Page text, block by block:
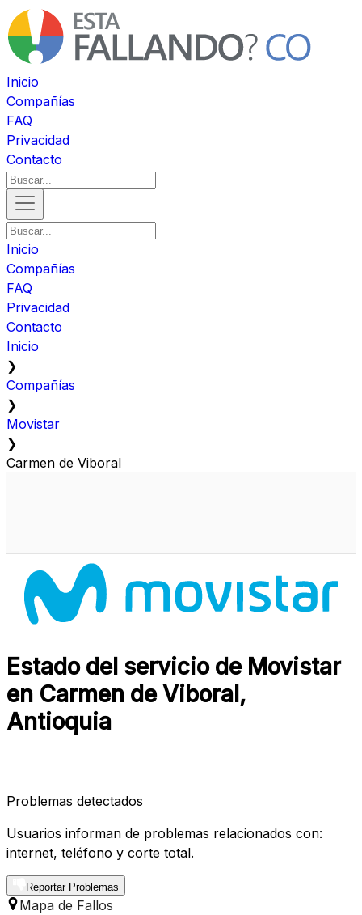
Inicio
Compañías
FAQ
Privacidad
Contacto
Inicio
Compañías
FAQ
Privacidad
Contacto
Inicio
❯
Compañías
❯
Movistar
❯
Carmen de Viboral
Estado del servicio de Movistar
en Carmen de Viboral,
Antioquia
Problemas detectados
Usuarios informan de problemas relacionados con:
internet, teléfono y corte total.
Reportar Problemas
Mapa de Fallos